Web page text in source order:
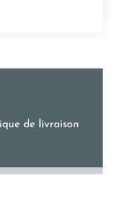
de livraison